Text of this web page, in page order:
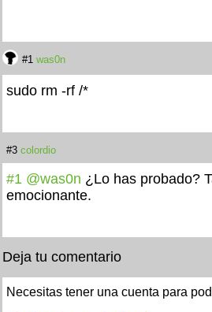
#1 was0n
sudo rm -rf /*
#3 colordio
#1 @was0n ¿Lo has probado?
emocionante.
Deja tu comentario
Necesitas tener una cuenta para